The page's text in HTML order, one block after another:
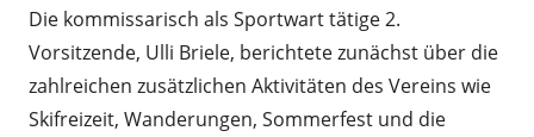
Die kommissarisch als Sportwart tätige 2.
Vorsitzende, Ulli Briele, berichtete zunächst über die
zahlreichen zusätzlichen Aktivitäten des Vereins wie
Skifreizeit, Wanderungen, Sommerfest und die